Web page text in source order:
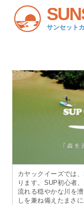
サンセット
カヤックイーズでは、
ります。SUP初心者
流れる穏やかな川を
しを兼ね備えたまさ